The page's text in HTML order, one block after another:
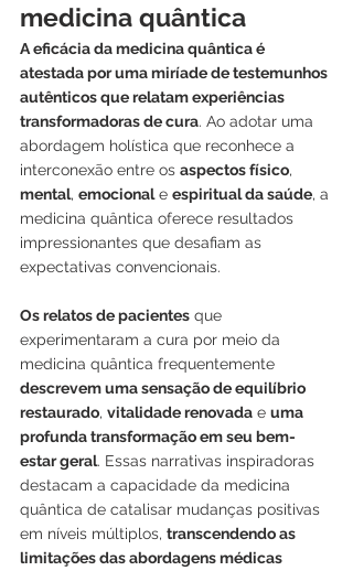
medicina quântica
A eficácia da medicina quântica é
atestada por uma miríade de testemunhos
autênticos que relatam experiências
transformadoras de cura. Ao adotar uma
abordagem holística que reconhece a
interconexão entre os aspectos físico,
mental, emocional e espiritual da saúde, a
medicina quântica oferece resultados
impressionantes que desafiam as
expectativas convencionais.
Os relatos de pacientes que
experimentaram a cura por meio da
medicina quântica frequentemente
descrevem uma sensação de equilíbrio
restaurado, vitalidade renovada e uma
profunda transformação em seu bem-
estar geral. Essas narrativas inspiradoras
destacam a capacidade da medicina
quântica de catalisar mudanças positivas
em níveis múltiplos, transcendendo as
limitações das abordagens médicas